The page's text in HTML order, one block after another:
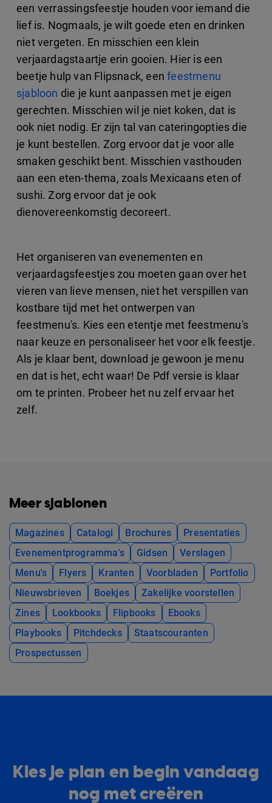
een verrassingsfeestje houden voor iemand die
lief is. Nogmaals, je wilt goede eten en drinken
niet vergeten. En misschien een klein
verjaardagstaartje erin gooien. Hier is een
beetje hulp van Flipsnack, eenfeestmenu
sjabloon die je kunt aanpassen met je eigen
gerechten. Misschien wil je niet koken, dat is
ook niet nodig. Er zijn tal van cateringopties die
je kunt bestellen. Zorg ervoor dat je voor alle
smaken geschikt bent. Misschien vasthouden
aan een eten-thema, zoals Mexicaans eten of
sushi. Zorg ervoor dat je ook
dienovereenkomstig decoreert.
Het organiseren van evenementen en
verjaardagsfeestjes zou moeten gaan over het
vieren van lieve mensen, niet het verspillen van
kostbare tijd met het ontwerpen van
feestmenu's. Kies een etentje met feestmenu's
naar keuze en personaliseer het voor elk feestje.
Als je klaar bent, download je gewoon je menu
en dat is het, echt waar! De Pdf versie is klaar
om te printen. Probeer het nu zelf ervaar het
zelf.
Meer sjablonen
Magazines Catalogi Brochures
Presentaties
Evenementprogramma's
Gidsen
Verslagen
Menu's
Flyers Kranten Voorbladen
Portfolio
Nieuwsbrieven
Boekjes
Zakelijke voorstellen
Zines
Lookbooks Flipbooks
Ebooks
Playbooks
Pitchdecks
Staatscouranten
Prospectussen
Kies je plan en begin vandaag
nog met creëren